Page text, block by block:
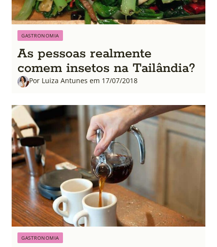
GASTRONOMIA
As pessoas realmente
comem insetos na Tailândia?
Por Luiza Antunes em 17/07/2018
GASTRONOMIA